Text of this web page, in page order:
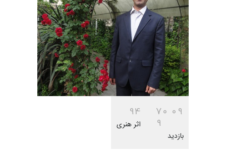
70 09
9
بازدید
94
اثر هنری